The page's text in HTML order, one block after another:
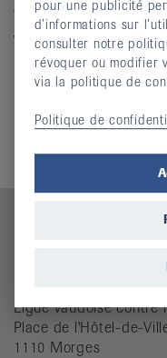
du lundi au jeudi :
vendredi : 8h30 - 12h
Nous trouver
Ligue vaudoise contre
Place de l'Hôtel-de-
1110 Morges
pour une publicité
d’informations sur
consulter notre
révoquer ou modifier
via la politique de
Politique de